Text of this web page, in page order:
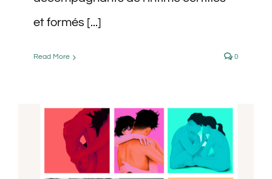
et formés [...]
Read More 0